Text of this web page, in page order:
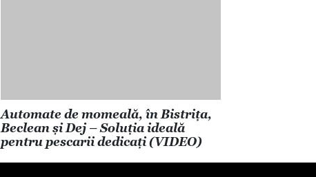
Automate de momeală, în Bistrița,
Beclean și Dej – Soluția ideală
pentru pescarii dedicați (VIDEO)